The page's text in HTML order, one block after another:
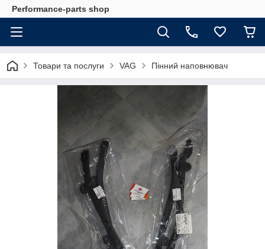
Performance-parts shop
Товари та послуги VAG Пінний наповнювач